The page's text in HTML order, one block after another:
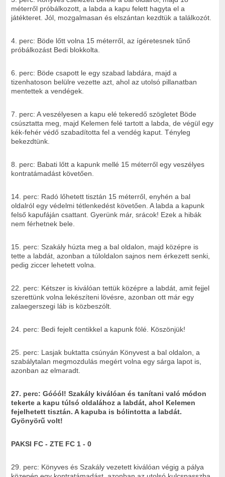
méterről próbálkozott, a labda a kapu felett hagyta el a
játékteret. Jól, mozgalmasan és elszántan kezdtük a találkozót.
4. perc: Böde lőtt volna 15 méterről, az ígéretesnek tűnő
próbálkozást Bedi blokkolta.
6. perc: Böde csapott le egy szabad labdára, majd a
tizenhatoson belülre vezette azt, ahol az utolsó pillanatban
mentettek a vendégek.
7. perc: A veszélyesen a kapu elé tekeredő szögletet Böde
csúsztatta meg, majd Kelemen felé tartott a labda, de végül egy
kék-fehér védő szabadította fel a vendég kaput. Tényleg
bekezdtünk.
8. perc: Babati lőtt a kapunk mellé 15 méterről egy veszélyes
kontratámadást követően.
14. perc: Radó lőhetett tisztán 15 méterről, enyhén a bal
oldalról egy védelmi tétlenkedést követően. A labda a kapunk
felső kapufáján csattant. Gyerünk már, srácok! Ezek a hibák
nem férhetnek bele.
15. perc: Szakály húzta meg a bal oldalon, majd középre is
tette a labdát, azonban a túloldalon sajnos nem érkezett senki,
pedig ziccer lehetett volna.
22. perc: Kétszer is kiválóan tettük középre a labdát, amit fejjel
szerettünk volna lekészíteni lövésre, azonban ott már egy
zalaegerszegi láb is közbeszólt.
24. perc: Bedi fejelt centikkel a kapunk fölé. Köszönjük!
25. perc: Lasjak buktatta csúnyán Könyvest a bal oldalon, a
szabálytalan megmozdulás megért volna egy sárga lapot is,
azonban az elmaradt.
27. perc: Góóól! Szakály kiválóan és tanítani való módon
tekerte a kapu túlsó oldalához a labdát, ahol Kelemen
fejelhetett tisztán. A kapuba is bólintotta a labdát.
Gyönyörű volt!
PAKSI FC - ZTE FC 1 - 0
29. perc: Könyves és Szakály vezetett kiválóan végig a pálya